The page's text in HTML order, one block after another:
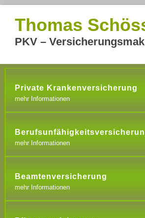
Thomas
PKV –
Private Krankenversicherung
mehr Informationen
mehr Informationen
Beamtenversicherung
mehr Informationen